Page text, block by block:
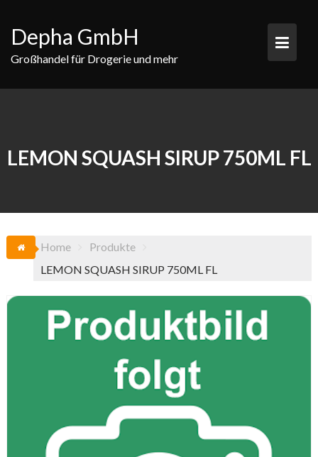
content
Depha GmbH
Großhandel für Drogerie und mehr
LEMON SQUASH SIRUP 750ML FL
Home
Produkte
LEMON SQUASH SIRUP 750ML FL